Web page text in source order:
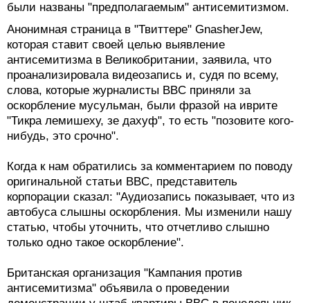
были названы "предполагаемым" антисемитизмом.
Анонимная страница в "Твиттере" GnasherJew,
которая ставит своей целью выявление
антисемитизма в Великобритании, заявила, что
проанализировала видеозапись и, судя по всему,
слова, которые журналисты BBC приняли за
оскорбление мусульман, были фразой на иврите
"Тикра лемишеху, зе дахуф", то есть "позовите кого-
нибудь, это срочно".
Когда к нам обратились за комментарием по поводу
оригинальной статьи BBC, представитель
корпорации сказал: "Аудиозапись показывает, что из
автобуса слышны оскорбления. Мы изменили нашу
статью, чтобы уточнить, что отчетливо слышно
только одно такое оскорбление".
Британская организация "Кампания против
антисемитизма" объявила о проведении